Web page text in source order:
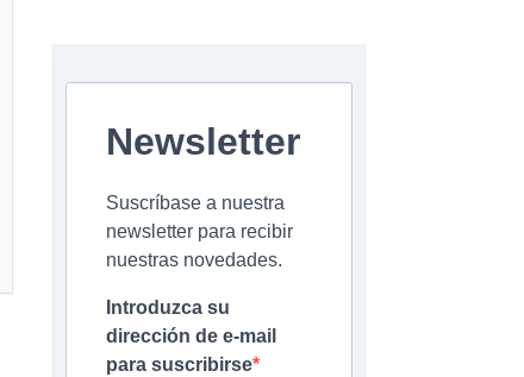
Newsletter
Suscríbase a nuestra
newsletter para recibir
nuestras novedades.
Introduzca su
dirección de e-mail
para suscribirse